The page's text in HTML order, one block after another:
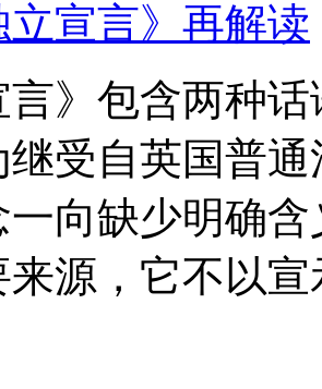
宣言》再解读
言》包含两种
继受自英国普
向缺少明确
源，它不以